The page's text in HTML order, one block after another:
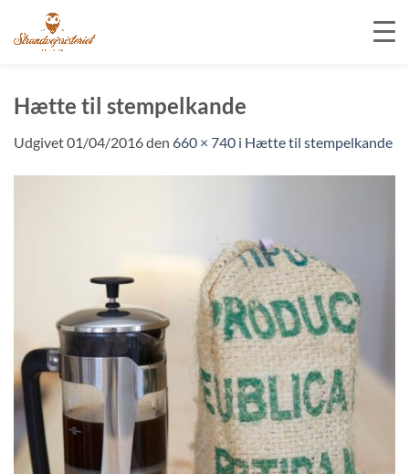
indhold
Hætte til stempelkande
Udgivet01/04/2016den 660 × 740 i Hætte til stempelkande